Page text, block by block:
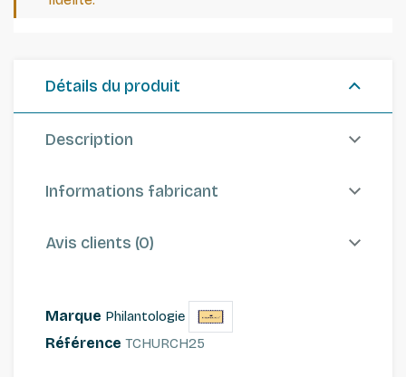
Détails du produit
Description
Informations fabricant
Avis clients (0)
Marque Philantologie
Référence TCHURCH25